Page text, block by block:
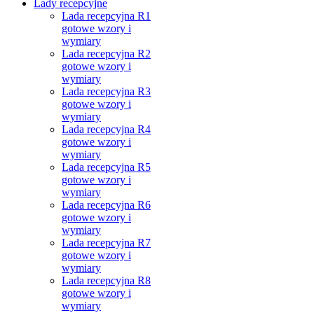
Lady recepcyjne
Lada recepcyjna R1
gotowe wzory i
wymiary
Lada recepcyjna R2
gotowe wzory i
wymiary
Lada recepcyjna R3
gotowe wzory i
wymiary
Lada recepcyjna R4
gotowe wzory i
wymiary
Lada recepcyjna R5
gotowe wzory i
wymiary
Lada recepcyjna R6
gotowe wzory i
wymiary
Lada recepcyjna R7
gotowe wzory i
wymiary
Lada recepcyjna R8
gotowe wzory i
wymiary